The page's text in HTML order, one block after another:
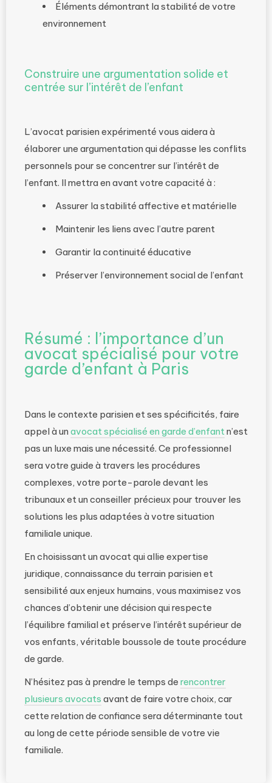
Éléments démontrant la stabilité de votre
environnement
Construire une argumentation solide et
centrée sur l’intérêt de l’enfant
L’avocat parisien expérimenté vous aidera à
élaborer une argumentation qui dépasse les conflits
personnels pour se concentrer sur l’intérêt de
l’enfant. Il mettra en avant votre capacité à :
Assurer la stabilité affective et matérielle
Maintenir les liens avec l’autre parent
Garantir la continuité éducative
Préserver l’environnement social de l’enfant
Résumé : l’importance d’un
avocat spécialisé pour votre
garde d’enfant à Paris
Dans le contexte parisien et ses spécificités, faire
appel à un avocat spécialisé en garde d’enfantn’est
pas un luxe mais une nécessité. Ce professionnel
sera votre guide à travers les procédures
complexes, votre porte-parole devant les
tribunaux et un conseiller précieux pour trouver les
solutions les plus adaptées à votre situation
familiale unique.
En choisissant un avocat qui allie expertise
juridique, connaissance du terrain parisien et
sensibilité aux enjeux humains, vous maximisez vos
chances d’obtenir une décision qui respecte
l’équilibre familial et préserve l’intérêt supérieur de
vos enfants, véritable boussole de toute procédure
de garde.
N’hésitez pas à prendre le temps de rencontrer
plusieurs avocats avant de faire votre choix, car
cette relation de confiance sera déterminante tout
au long de cette période sensible de votre vie
familiale.